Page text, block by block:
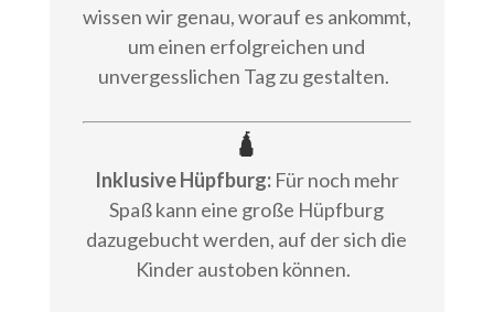
wissen wir genau, worauf es ankommt,
um einen erfolgreichen und
unvergesslichen Tag zu gestalten.
🛕
Inklusive Hüpfburg:Für noch mehr
Spaß kann eine große Hüpfburg
dazugebucht werden, auf der sich die
Kinder austoben können.